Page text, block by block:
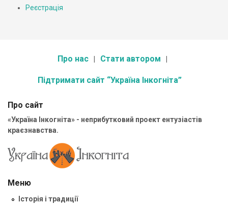
Реєстрація
Про нас Стати автором
Підтримати сайт “Україна Інкогніта”
Про сайт
«Україна Інкогніта» - неприбутковий проект ентузіастів
краєзнавства.
Меню
Історія і традиції